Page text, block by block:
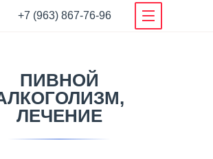
+7 (963) 867-76-96
команда специалистов
центра
Статьи
ПИВНОЙ
ЛЕЧЕНИЕ